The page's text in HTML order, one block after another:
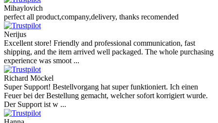
Mihaylovich
perfect all product,company,delivery, thanks recomended
Nerijus
Excellent store! Friendly and professional communication, fast
shipping, and the item arrived well packaged. The whole purchasing
experience was smoot ...
Richard Möckel
Super Support! Bestellvorgang hat super funktioniert. Ich einen
Feuer bei der Bestellung gemacht, welcher sofort korrigiert wurde.
Der Support ist w ...